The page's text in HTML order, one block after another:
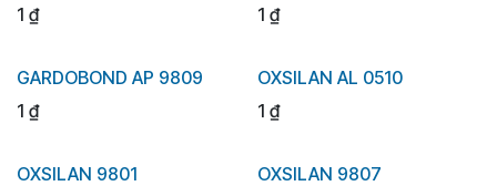
1 ₫
1 ₫
GARDOBOND AP 9809
1 ₫
OXSILAN AL 0510
1 ₫
OXSILAN 9801
OXSILAN 9807